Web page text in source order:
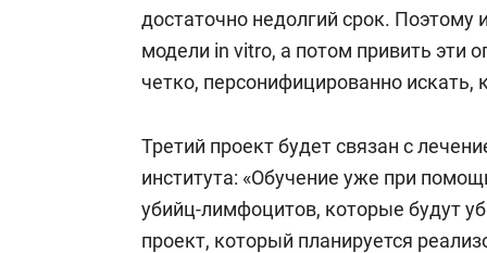
достаточно недолгий срок. Поэтому
модели in vitro, а потом привить эти
четко, персонифицированно искать,
Третий проект будет связан с
института: «Обучение уже при
убийц-лимфоцитов, которые будут
проект, который планируется